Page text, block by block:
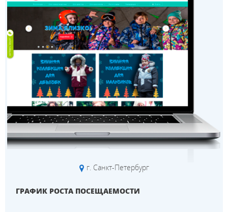
г. Санкт-Петербург
ГРАФИК РОСТА ПОСЕЩАЕМОСТИ